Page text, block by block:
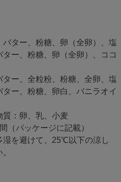
ター、粉糖、卵（全卵）、塩
ー、粉糖、卵（全卵）、ココ
ー、全粒粉、粉糖、全卵、塩
ー、粉糖、卵白、バニラオイ
質：卵、乳、小麦
（パッケージに記載）
湿を避けて、25℃以下の涼し